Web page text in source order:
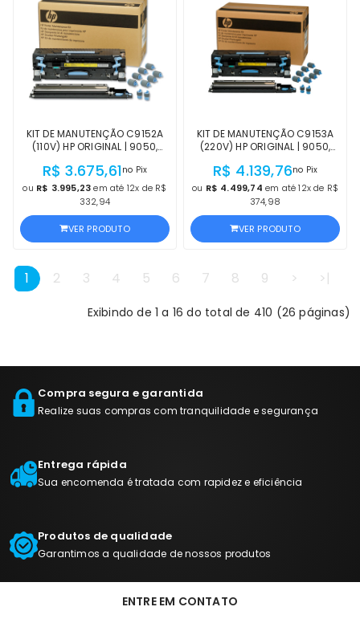
KIT DE MANUTENÇÃO C9152A
(110V) HP ORIGINAL | 9050,
9050DN, 9040N, 9040DN,
9000N, 9000L, 9000HNF,
9000DN | LACRADO HP
R$ 3.675,61no Pix
ou R$ 3.995,23em até 12x de R$
332,94
VER PRODUTO
KIT DE MANUTENÇÃO C9153A
(220V) HP ORIGINAL | 9050,
9050N, 9050DN, 9040N,
9040DN, 9000N, 9000HNS,
9000DN | LACRADO HP
R$ 4.139,76no Pix
ou R$ 4.499,74 em até 12x de R$
374,98
VER PRODUTO
1 2 3 4 5 6 7 8 9 > >|
Exibindo de 1 a 16 do total de 410 (26 páginas)
Compra segura e garantida
Realize suas compras com tranquilidade e segurança
Entrega rápida
Sua encomenda é tratada com rapidez e eficiência
Produtos de qualidade
Garantimos a qualidade de nossos produtos
ENTRE EM CONTATO